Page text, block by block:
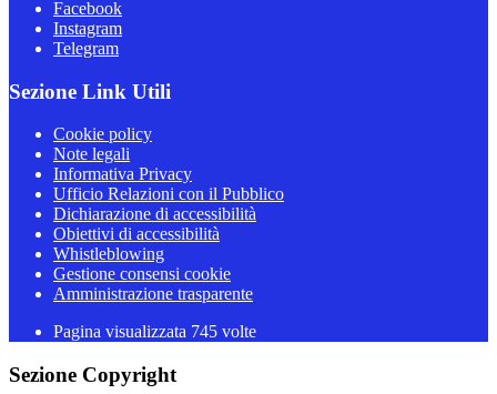
Facebook
Instagram
Telegram
Sezione Link Utili
Cookie policy
Note legali
Informativa Privacy
Ufficio Relazioni con il Pubblico
Dichiarazione di accessibilità
Obiettivi di accessibilità
Whistleblowing
Gestione consensi cookie
Amministrazione trasparente
Pagina visualizzata 745 volte
Sezione Copyright